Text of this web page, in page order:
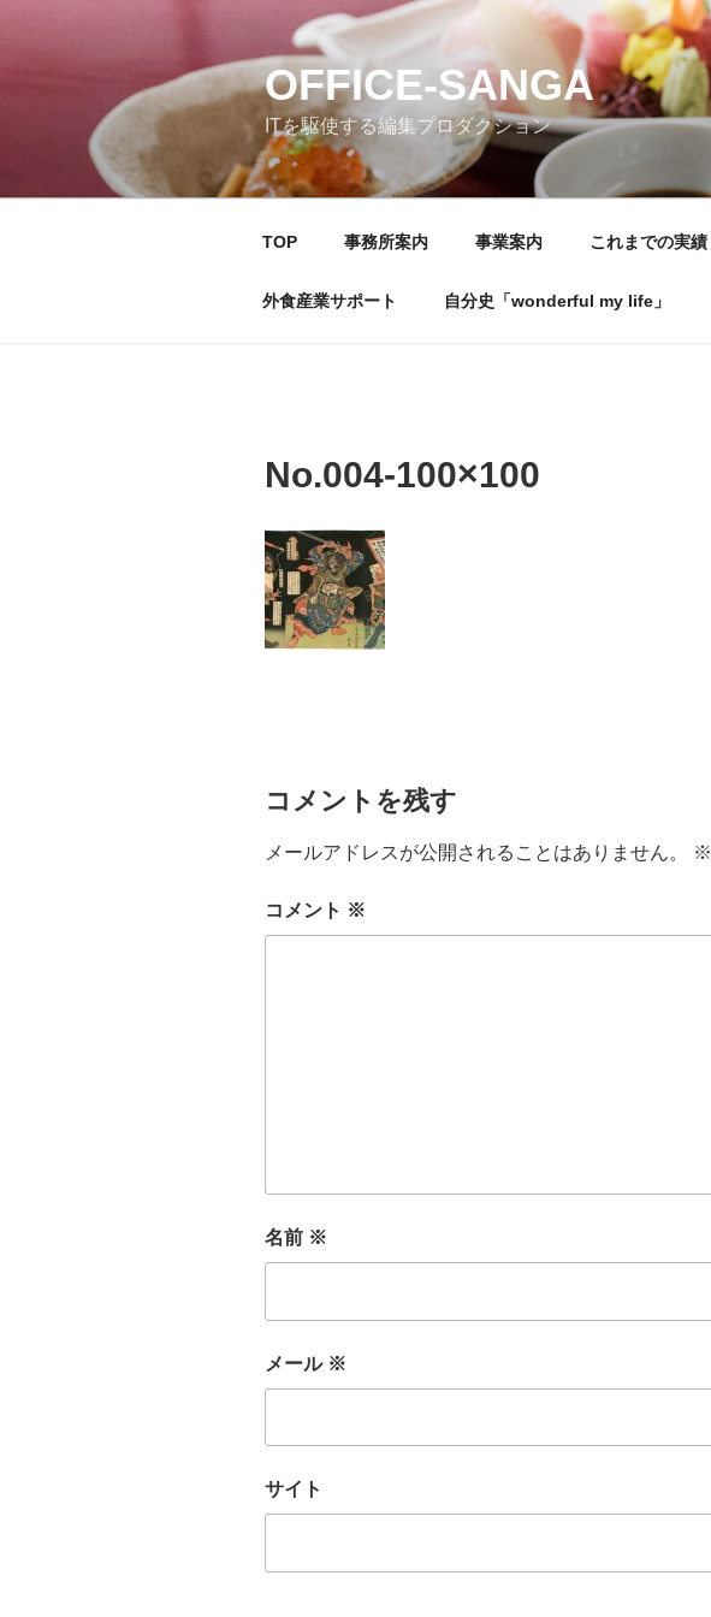
OFFICE-SANGA
ITを駆使する編集プロダクション
TOP 事務所案内 事業案内 これまでの実績
外食産業サポート 自分史「wonderful my life」
No.004-100×100
コメントを残す
メールアドレスが公開されることはありません。 ※
コメント ※
名前 ※
メール ※
サイト